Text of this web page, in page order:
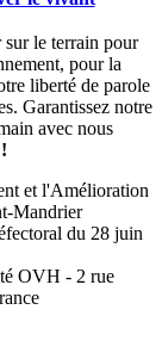
sur le terrain pour
pour la
liberté de parole
Garantissez notre
avec nous
et l'Amélioration
Mandrier
du 28 juin
OVH - 2 rue